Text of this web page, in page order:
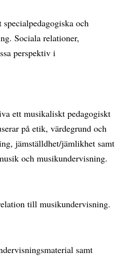
och
Sociala relationer,
perspektiv i
ett musikaliskt pedagogiskt
på etik, värdegrund och
jämställdhet/jämlikhet samt
och musikundervisning.
till musikundervisning.
samt